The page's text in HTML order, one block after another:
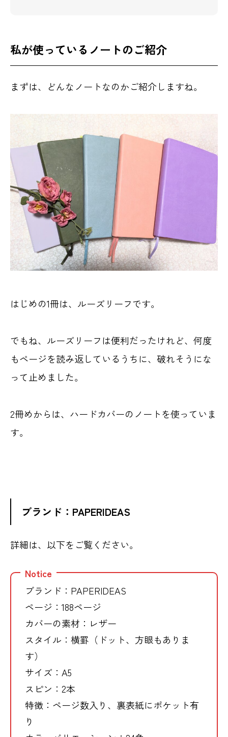
私が使っているノートのご紹介
まずは、どんなノートなのかご紹介しますね。
はじめの1冊は、ルーズリーフです。
でもね、ルーズリーフは便利だったけれど、何度
もページを読み返しているうちに、破れそうにな
って止めました。
2冊めからは、ハードカバーのノートを使っていま
す。
ブランド：PAPERIDEAS
詳細は、以下をご覧ください。
Notice
ブランド：PAPERIDEAS
ページ：188ページ
カバーの素材：レザー
スタイル：横罫（ドット、方眼もありま
す）
サイズ：A5
スピン：2本
特徴：ページ数入り、裏表紙にポケット有
り